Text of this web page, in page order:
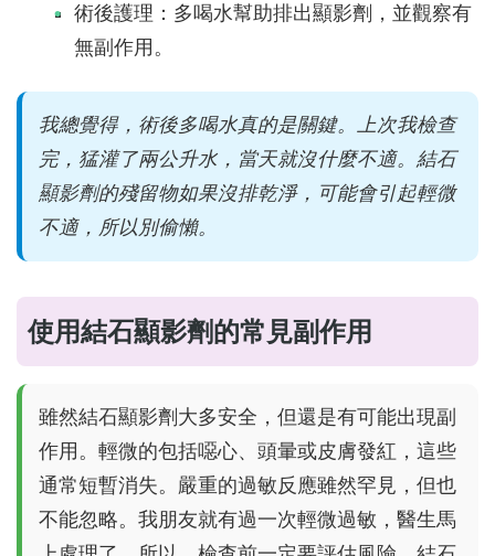
術後護理：多喝水幫助排出顯影劑，並觀察有
無副作用。
我總覺得，術後多喝水真的是關鍵。上次我檢查
完，猛灌了兩公升水，當天就沒什麼不適。結石
顯影劑的殘留物如果沒排乾淨，可能會引起輕微
不適，所以別偷懶。
使用結石顯影劑的常見副作用
雖然結石顯影劑大多安全，但還是有可能出現副
作用。輕微的包括噁心、頭暈或皮膚發紅，這些
通常短暫消失。嚴重的過敏反應雖然罕見，但也
不能忽略。我朋友就有過一次輕微過敏，醫生馬